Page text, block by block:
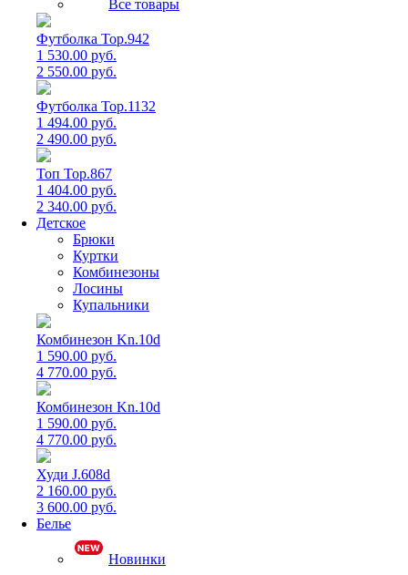
Все товары
Футболка Top.942
1 530.00 руб.
2 550.00 руб.
Футболка Top.1132
1 494.00 руб.
2 490.00 руб.
Топ Top.867
1 404.00 руб.
2 340.00 руб.
Детское
Брюки
Куртки
Комбинезоны
Лосины
Купальники
Комбинезон Kn.10d
1 590.00 руб.
4 770.00 руб.
Комбинезон Kn.10d
1 590.00 руб.
4 770.00 руб.
Худи J.608d
2 160.00 руб.
3 600.00 руб.
Белье
Новинки